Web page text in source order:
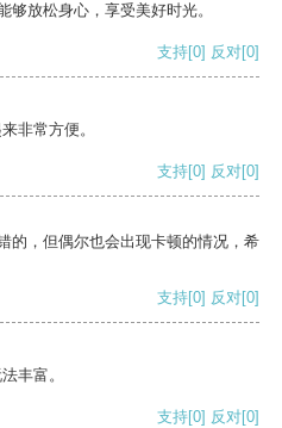
够放松身心，享受美好时光。
支持[0] 反对[0]
非常方便。
支持[0] 反对[0]
的，但偶尔也会出现卡顿的情况，希
支持[0] 反对[0]
丰富。
支持[0] 反对[0]